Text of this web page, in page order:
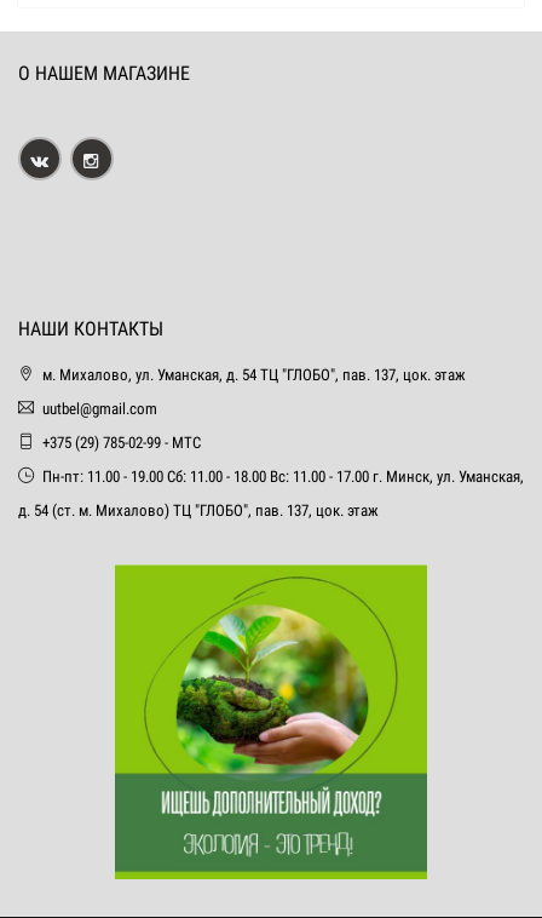
О НАШЕМ МАГАЗИНЕ
НАШИ КОНТАКТЫ
м. Михалово, ул. Уманская, д. 54 ТЦ "ГЛОБО", пав. 137, цок. этаж
uutbel@gmail.com
+375 (29) 785-02-99 - МТС
Пн-пт: 11.00 - 19.00 Сб: 11.00 - 18.00 Вс: 11.00 - 17.00 г. Минск, ул. Уманская,
д. 54 (ст. м. Михалово) ТЦ "ГЛОБО", пав. 137, цок. этаж